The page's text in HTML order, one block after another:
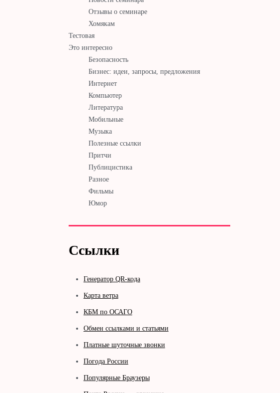
Отзывы о семинаре
Хомякам
Тестовая
Это интересно
Безопасность
Бизнес: идеи, запросы, предложения
Интернет
Компьютер
Литература
Мобильные
Музыка
Полезные ссылки
Притчи
Публицистика
Разное
Фильмы
Юмор
Ссылки
Генератор QR-кода
Карта ветра
КБМ по ОСАГО
Обмен ссылками и статьями
Платные шуточные звонки
Погода России
Популярные Браузеры